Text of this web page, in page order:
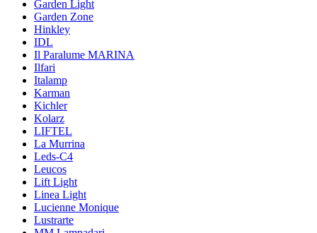
Garden Light
Garden Zone
Hinkley
IDL
Il Paralume MARINA
Ilfari
Italamp
Karman
Kichler
Kolarz
LIFTEL
La Murrina
Leds-C4
Leucos
Lift Light
Linea Light
Lucienne Monique
Lustrarte